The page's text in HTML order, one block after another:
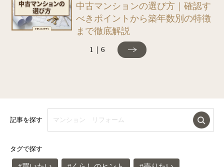
中古マンションの選び方｜確認す
べきポイントから築年数別の特徴
まで徹底解説
1｜6
記事を探す
タグで探す